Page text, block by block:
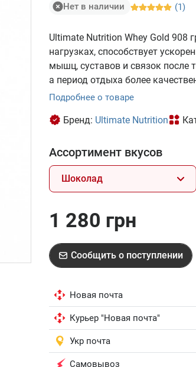
Нет в наличии (1)
Ultimate Nutrition Whey Gold 908
нагрузках, способствует
мышц, суставов и связок после
а период отдыха более
Подробнее о товаре
Бренд: Ultimate Nutrition
Ассортимент вкусов
Шоколад
1 280 грн
Сообщить о поступлении
Новая почта
Курьер "Новая почта"
Укр почта
Самовывоз